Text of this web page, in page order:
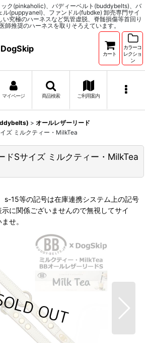
ク(pinkaholic)、バディーベルト(buddybelts)、バ
ル(puppyanel)、ファンドル(fubdke) 卸売専門サイ
い究極のハーネスなど気管虚脱、脊髄損傷等首回り
師推奨のハーネスを取りそろえています。
DogSkip
カート
カラーコ
レクショ
ン
マイページ 商品検索 ご利用案内
> オールレザーリード
ズ ミルクティー・MilkTea
ドSサイズ ミルクティー・MilkTea
s-15等の記号は在庫連携システム上の記号
に関係ございませんので無視してサイ
せ。